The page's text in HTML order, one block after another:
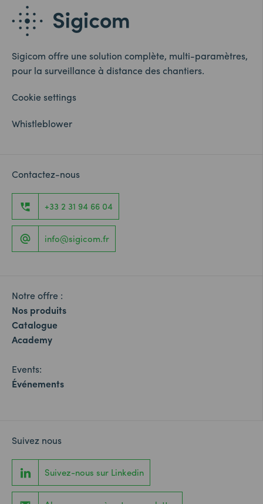
Sigicom offre une solution complète, multi-paramètres,
pour la surveillance à distance des chantiers.
Cookie settings
Whistleblower
Contactez-nous
+33 2 31 94 66 04
info@sigicom.fr
Notre offre :
Nos produits
Catalogue
Academy
Events:
Événements
Suivez nous
Suivez-nous sur Linkedin